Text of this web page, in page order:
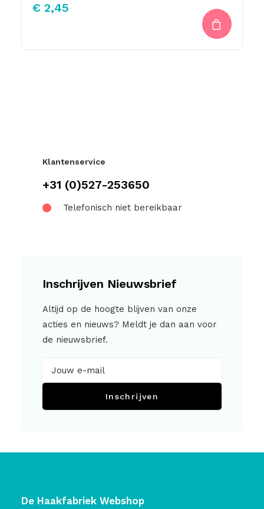
€ 2,45
Klantenservice
+31 (0)527-253650
Telefonisch niet bereikbaar
Inschrijven Nieuwsbrief
Altijd op de hoogte blijven van onze
acties en nieuws? Meldt je dan aan voor
de nieuwsbrief.
Inschrijven
De Haakfabriek Webshop